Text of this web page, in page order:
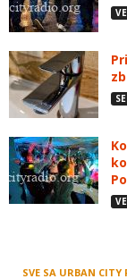
SVE SA URBAN CITY